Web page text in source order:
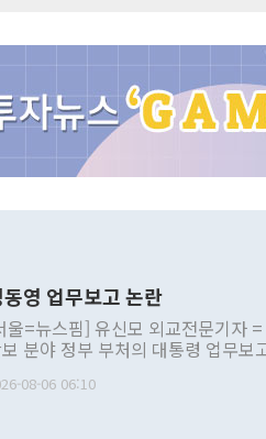
동영 업무보고 논란
울=뉴스핌] 유신모 외교전문기자
분야 정부 부처의 대통령 업무
중에는 정부 내 조율을 거치지 않
08-06 06:10